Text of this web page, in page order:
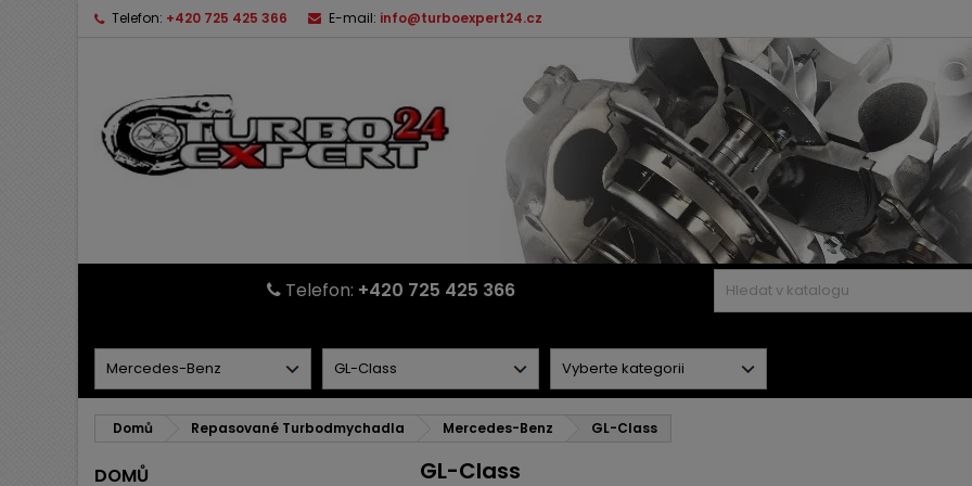
Telefon: +420 725 425 366 E-mail: info@turboexpert24.cz
Telefon: +420 725 425 366
Domů Repasované Turbodmychadla Mercedes-Benz GL-Class
DOMŮ GL-Class